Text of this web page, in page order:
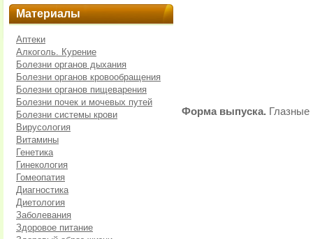
Материалы
Аптеки
Алкоголь. Курение
Болезни органов дыхания
Болезни органов кровообращения
Болезни органов пищеварения
Болезни почек и мочевых путей
Болезни системы крови
Вирусология
Витамины
Генетика
Гинекология
Гомеопатия
Диагностика
Диетология
Заболевания
Здоровое питание
Форма выпуска. Глазные